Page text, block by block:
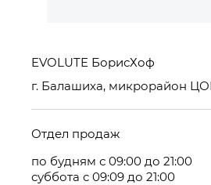
EVOLUTE БорисХоф
г. Балашиха, микрорайон
Отдел продаж
по будням с 09:00 до 21:00
суббота с 09:09 до 21:00